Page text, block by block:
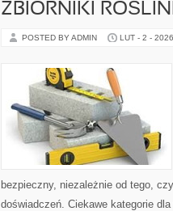
ZBIORNIKI
POSTED BY ADMIN LUT - 2 - 2026
bezpieczny, niezależnie od tego,
doświadczeń. Ciekawe kategorie